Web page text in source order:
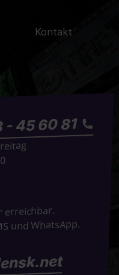
Kontakt
- 45 60 81
erreichbar.
und WhatsApp.